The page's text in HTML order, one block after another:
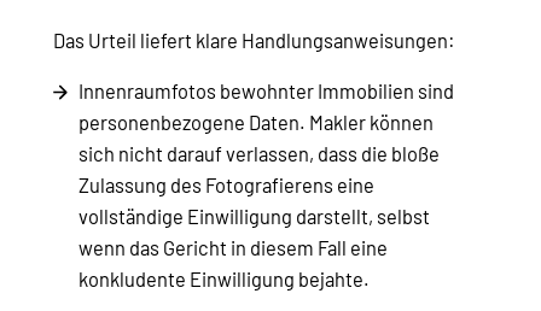
Das Urteil liefert klare Handlungsanweisungen:
Innenraumfotos bewohnter Immobilien sind
personenbezogene Daten. Makler können
sich nicht darauf verlassen, dass die bloße
Zulassung des Fotografierens eine
vollständige Einwilligung darstellt, selbst
wenn das Gericht in diesem Fall eine
konkludente Einwilligung bejahte.